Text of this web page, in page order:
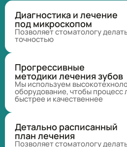
Диагностика и лечение
под микроскопом
Позволяет стоматологу
точностью
Прогрессивные
методики лечения зубов
Мы используем
оборудование, чтобы процесс
быстрее и качественнее
Детально расписанный
план лечения
Позволяет стоматологу